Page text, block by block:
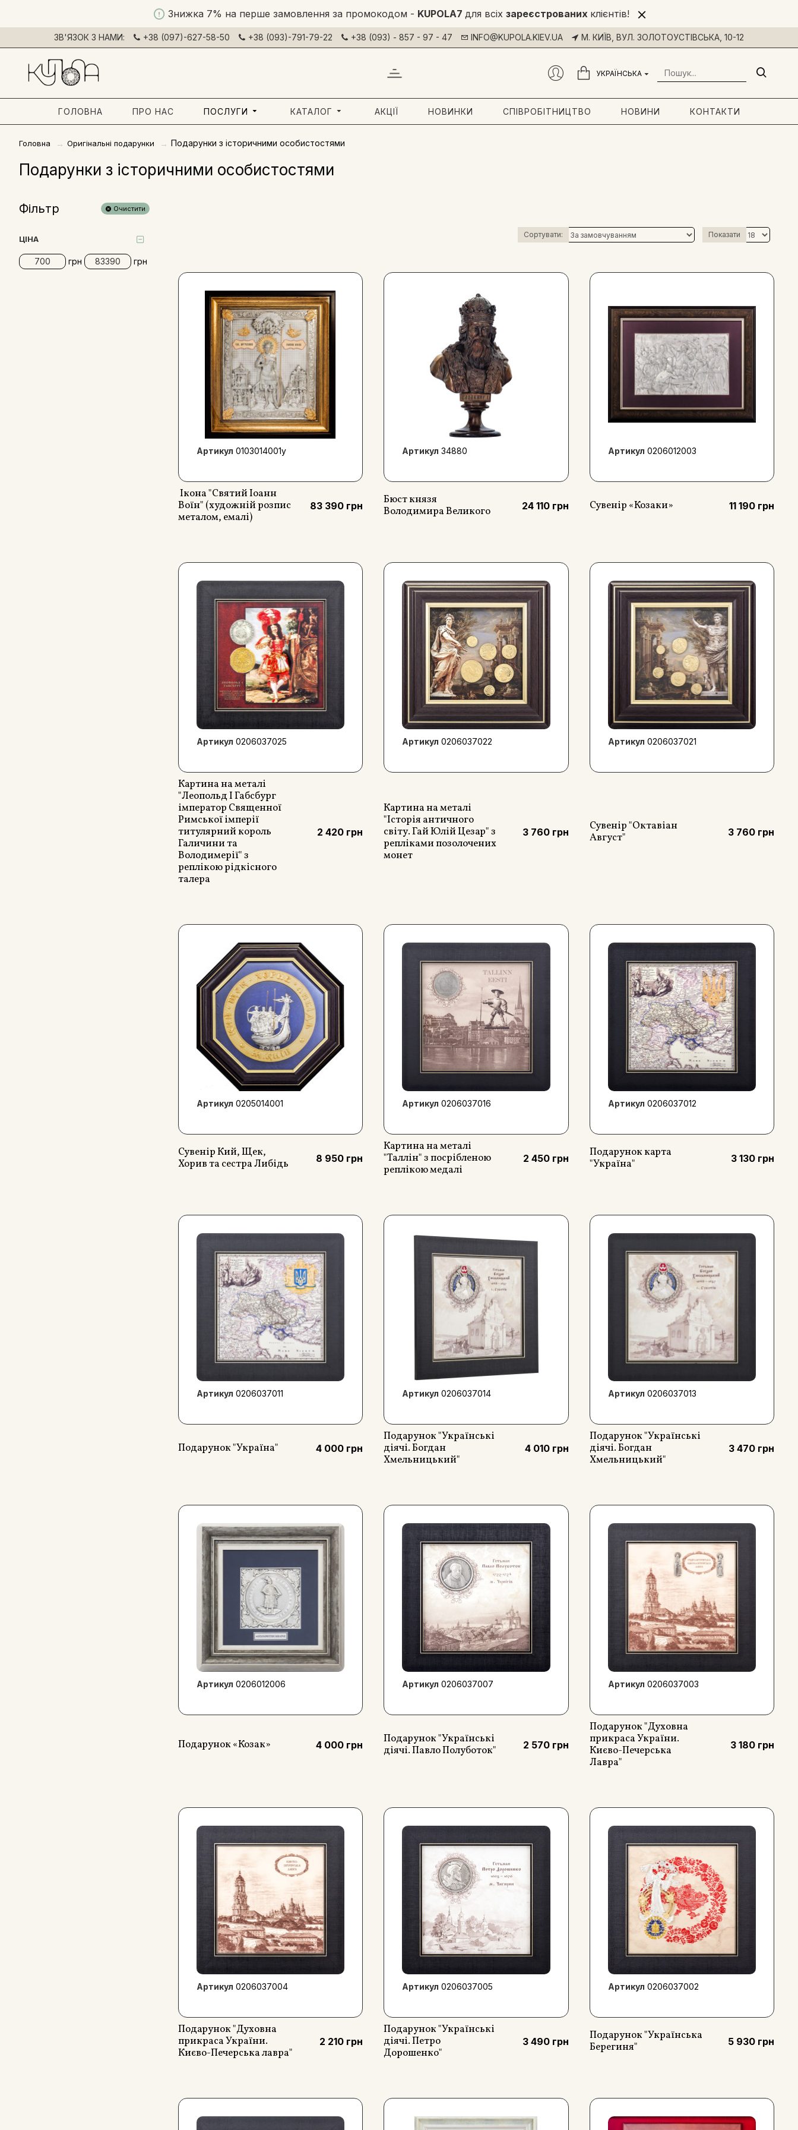
Знижка 7% на перше замовлення за промокодом - KUPOLA7 для всіх зареєстрованих клієнтів!
ЗВ'ЯЗОК З НАМИ: +38 (097)-627-58-50 +38 (093)-791-79-22 +38 (093) - 857 - 97 - 47 INFO@KUPOLA.KIEV.UA М. КИЇВ, ВУЛ. ЗОЛОТОУСТІВСЬКА, 10-12
УКРАЇНСЬКА
ГОЛОВНА ПРО НАС ПОСЛУГИ КАТАЛОГ АКЦІЇ НОВИНКИ СПІВРОБІТНИЦТВО НОВИНИ КОНТАКТИ
Головна Оригінальні подарунки Подарунки з історичними особистостями
Подарунки з історичними особистостями
Фільтр Очистити
ЦІНА
грн грн
Сортувати: Показати
Артикул 0103014001y
Ікона "Святий Іоанн
Воїн" (художній розпис
металом, емалі)
83 390 грн
Артикул 34880
Бюст князя
Володимира Великого
24 110 грн
Артикул 0206012003
Сувенір «Козаки» 11 190 грн
Артикул 0206037025
Картина на металі
"Леопольд I Габсбург
імператор Священної
Римської імперії
титулярний король
Галичини та
Володимерії" з
реплікою рідкісного
талера
2 420 грн
Артикул 0206037022
Картина на металі
"Історія античного
світу. Гай Юлій Цезар" з
репліками позолочених
монет
3 760 грн
Артикул 0206037021
Сувенір "Октавіан
Август"
3 760 грн
Артикул 0205014001
Сувенір Кий, Щек,
Хорив та сестра Либідь
8 950 грн
Артикул 0206037016
Картина на металі
"Таллін" з посрібленою
реплікою медалі
2 450 грн
Артикул 0206037012
Подарунок карта
"Україна"
3 130 грн
Артикул 0206037011
Подарунок "Україна" 4 000 грн
Артикул 0206037014
Подарунок "Українські
діячі. Богдан
Хмельницький"
4 010 грн
Артикул 0206037013
Подарунок "Українські
діячі. Богдан
Хмельницький"
3 470 грн
Артикул 0206012006
Подарунок «Козак» 4 000 грн
Артикул 0206037007
Подарунок "Українські
діячі. Павло Полуботок"
2 570 грн
Артикул 0206037003
Подарунок "Духовна
прикраса України.
Києво-Печерська
Лавра"
3 180 грн
Артикул 0206037004
Подарунок "Духовна
прикраса України.
Києво-Печерська лавра"
2 210 грн
Артикул 0206037005
Подарунок "Українські
діячі. Петро
Дорошенко"
3 490 грн
Артикул 0206037002
Подарунок "Українська
Берегиня"
5 930 грн